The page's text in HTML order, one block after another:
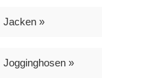
Jacken »
Jogginghosen »